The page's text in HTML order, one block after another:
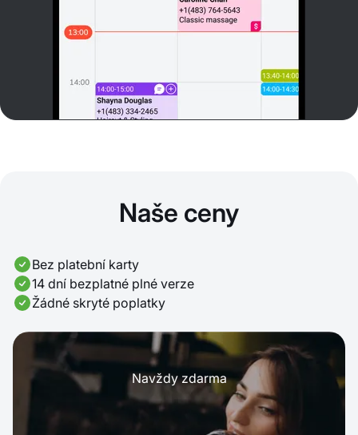
Naše ceny
Bez platební karty
14 dní bezplatné plné verze
Žádné skryté poplatky
Navždy zdarma